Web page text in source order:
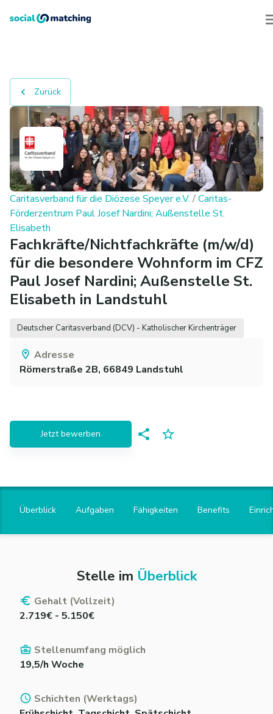
Zurück
Caritasverband für die Diözese Speyer e.V. /Caritas-
Förderzentrum Paul Josef Nardini; Außenstelle St.
Elisabeth
Fachkräfte/Nichtfachkräfte (m/w/d)
für die besondere Wohnform im CFZ
Paul Josef Nardini; Außenstelle St.
Elisabeth in Landstuhl
Deutscher Caritasverband (DCV) - Katholischer Kirchenträger
Adresse
Römerstraße 2B, 66849 Landstuhl
Jetzt bewerben
Überblick Aufgaben Fähigkeiten Benefits
Stelle im Überblick
Gehalt (Vollzeit)
2.719€ - 5.150€
Stellenumfang möglich
19,5/h Woche
Schichten (Werktags)